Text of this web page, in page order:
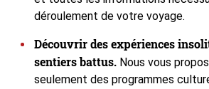
déroulement de votre voyage.
Découvrir des expériences
sentiers battus. Nous vous
seulement des programmes